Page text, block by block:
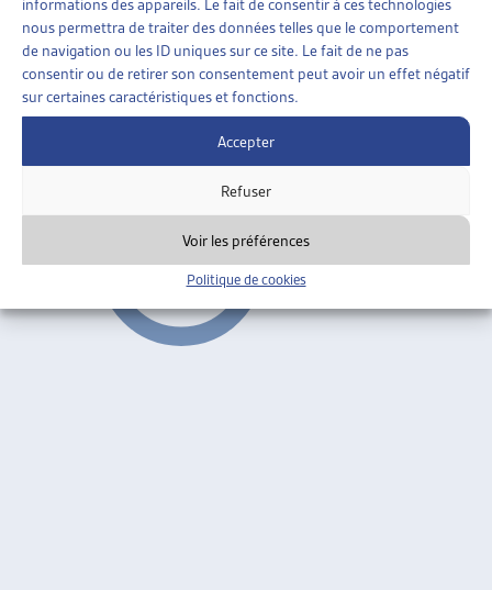
informations des appareils. Le fait de consentir à ces technologies
nous permettra de traiter des données telles que le comportement
de navigation ou les ID uniques sur ce site. Le fait de ne pas
consentir ou de retirer son consentement peut avoir un effet négatif
sur certaines caractéristiques et fonctions.
Accepter
Refuser
Voir les préférences
Politique de cookies
TERRAINS DE MÉDIATION ENTRE L’INDIVIDUEL ET
LE COLLECTIF
Florence Nater et Barbara Zbinden, dossier du mois,
mars 2015